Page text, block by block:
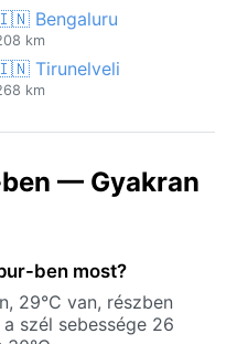
Bengaluru
km
Tirunelveli
km
— Gyakran
ben most?
29°C van, részben
szél sebessége 26